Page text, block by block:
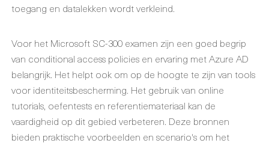
toegang en datalekken wordt verkleind.
Voor het Microsoft SC-300 examen zijn een goed begrip
van conditional access policies en ervaring met Azure AD
belangrijk. Het helpt ook om op de hoogte te zijn van tools
voor identiteitsbescherming. Het gebruik van online
tutorials, oefentests en referentiemateriaal kan de
vaardigheid op dit gebied verbeteren. Deze bronnen
bieden praktische voorbeelden en scenario's om het